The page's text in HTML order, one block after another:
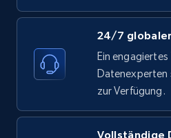
11.3K+ 1.5K+
LinkedIn posts - Discover
URL, ID, User id, Use url,
24/7
Ein
Datenexperten
zur Verfügung.
Vollständige